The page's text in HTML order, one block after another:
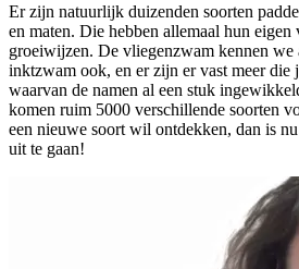
Er zijn natuurlijk duizenden soorten
en maten. Die hebben allemaal hun eigen
groeiwijzen. De vliegenzwam kennen we
inktzwam ook, en er zijn er vast meer die
waarvan de namen al een stuk
komen ruim 5000 verschillende soorten
een nieuwe soort wil ontdekken, dan is
uit te gaan!